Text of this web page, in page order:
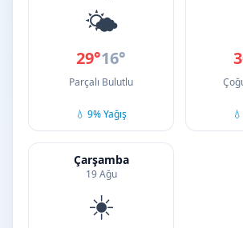
🌤️
29°16°
Parçalı Bulutlu
💧 9% Yağış
Çarşamba
19 Ağu
☀️